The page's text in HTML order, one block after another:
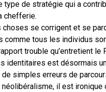
type de stratégie qui a
chefferie.
choses se corrigent et se
comme tous les individus
trouble qu’entretient le
identitaires est désormais
simples erreurs de
néolibéralisme, il est ironique